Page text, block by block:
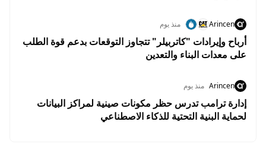
Arincen منذ يوم
أرباح وإيرادات "كاتربيلر" تتجاوز التوقعات بدعم قوة الطلب
على معدات البناء والتعدين
Arincen منذ يوم
إدارة ترامب تدرس حظر مكونات صينية لمراكز البيانات
لحماية البنية التحتية للذكاء الاصطناعي